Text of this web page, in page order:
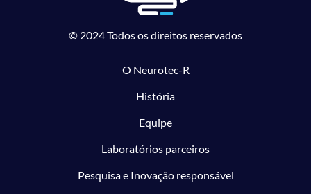
© 2024 Todos os direitos reservados
O Neurotec-R
História
Equipe
Laboratórios parceiros
Pesquisa e Inovação responsável